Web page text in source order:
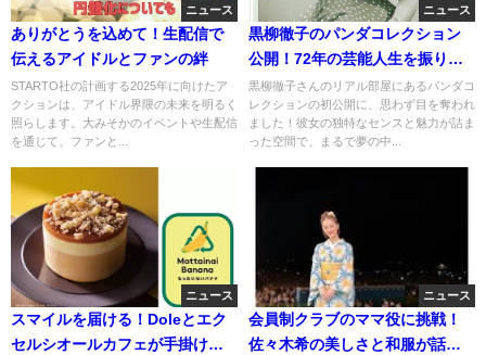
ニュース
ありがとうを込めて！生配信で
伝えるアイドルとファンの絆
STARTO社の計画する2025年に向けたア
クションは、アイドル界隈の未来を明るく
照らします。大みそかのイベントや生配信
を通じて、ファンと...
ニュース
黒柳徹子のパンダコレクション
公開！72年の芸能人生を振り返
る
黒柳徹子さんのリアル部屋にあるパンダコ
レクションの初公開に、思わず目を奪われ
ました！彼女の独特なセンスと魅力が詰ま
った空間で、まるで夢の中...
ニュース
スマイルを届ける！Doleとエク
セルシオールカフェが手掛ける
ニュース
会員制クラブのママ役に挑戦！
佐々木希の美しさと和服が話題